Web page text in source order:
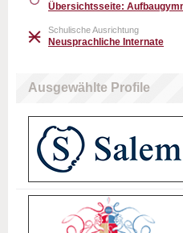
Übersichtsseite:
Schulische Ausrichtung
Neusprachliche Internate
Ausgewählte Profile